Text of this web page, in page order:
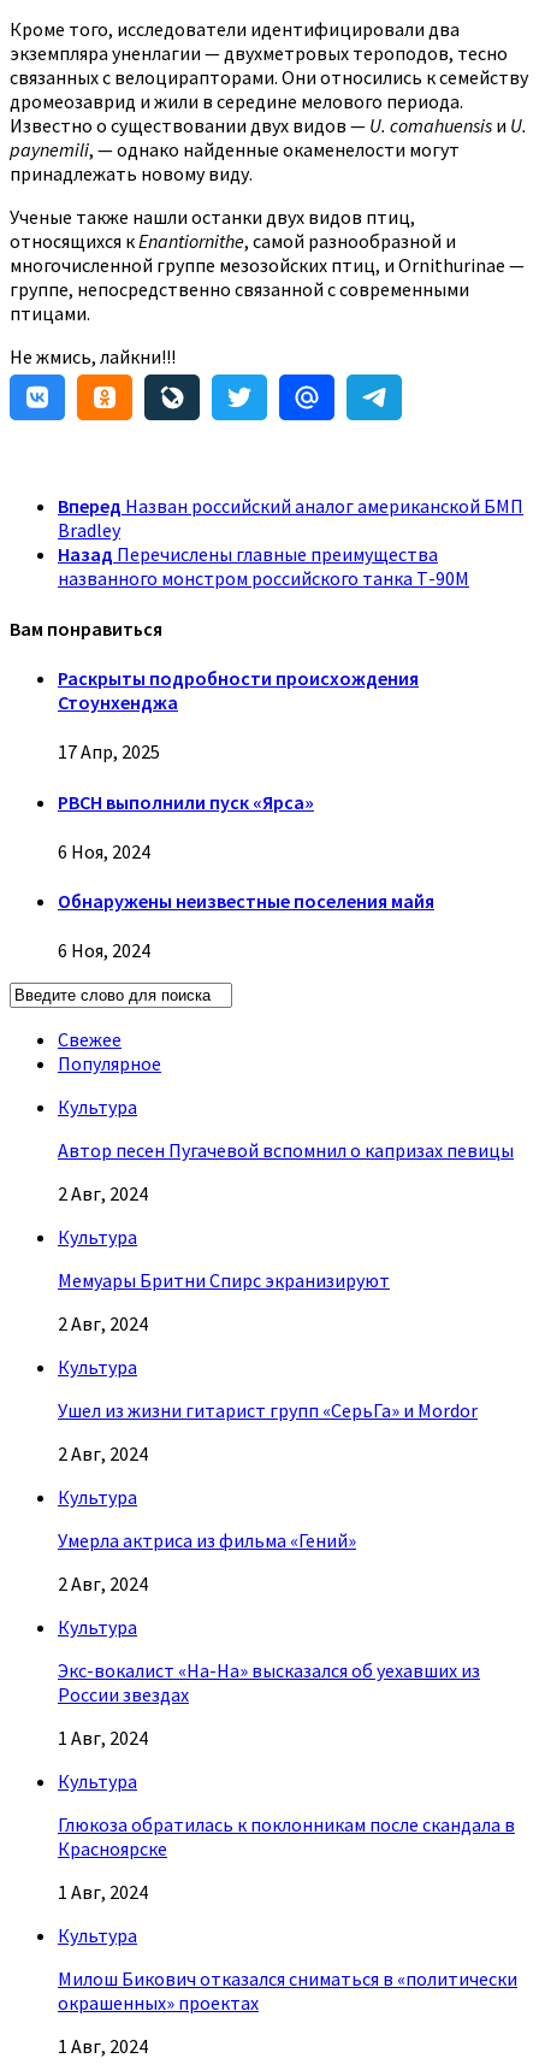
Кроме того, исследователи идентифицировали два
экземпляра уненлагии — двухметровых тероподов, тесно
связанных с велоцирапторами. Они относились к семейству
дромеозаврид и жили в середине мелового периода.
Известно о существовании двух видов — U. comahuensis и U.
paynemili, — однако найденные окаменелости могут
принадлежать новому виду.
Ученые также нашли останки двух видов птиц,
относящихся кEnantiornithe, самой разнообразной и
многочисленной группе мезозойских птиц, и Ornithurinae —
группе, непосредственно связанной с современными
птицами.
Не жмись, лайкни!!!
Вперед Назван российский аналог американской БМП
Bradley
Назад Перечислены главные преимущества
названного монстром российского танка Т-90М
Вам понравиться
Раскрыты подробности происхождения
Стоунхенджа
17 Апр, 2025
РВСН выполнили пуск «Ярса»
6 Ноя, 2024
Обнаружены неизвестные поселения майя
6 Ноя, 2024
Свежее
Популярное
Культура
Автор песен Пугачевой вспомнил о капризах певицы
2 Авг, 2024
Культура
Мемуары Бритни Спирс экранизируют
2 Авг, 2024
Культура
Ушел из жизни гитарист групп «СерьГа» и Mordor
2 Авг, 2024
Культура
Умерла актриса из фильма «Гений»
2 Авг, 2024
Культура
Экс-вокалист «На-На» высказался об уехавших из
России звездах
1 Авг, 2024
Культура
Глюкоза обратилась к поклонникам после скандала в
Красноярске
1 Авг, 2024
Культура
Милош Бикович отказался сниматься в «политически
окрашенных» проектах
1 Авг, 2024